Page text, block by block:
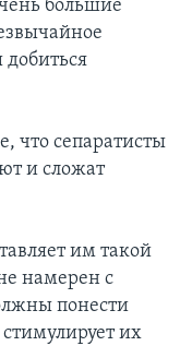
большие
добиться
что сепаратисты
и сложат
им такой
намерен с
понести
их